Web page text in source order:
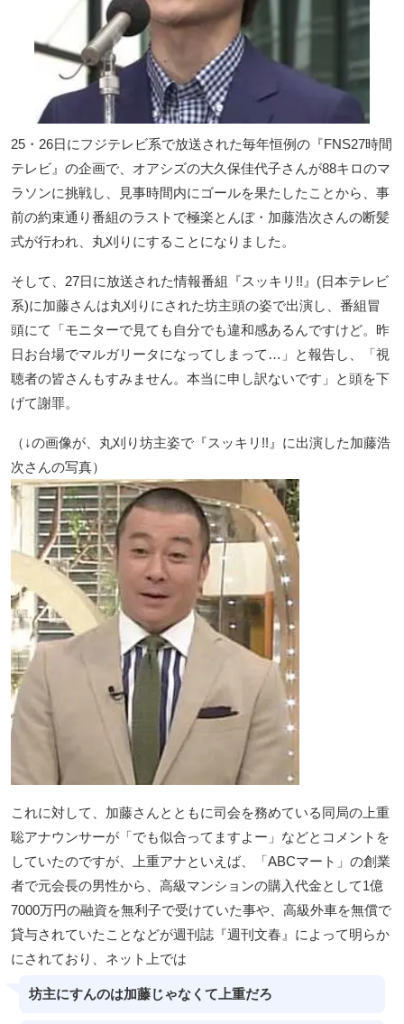
25・26日にフジテレビ系で放送された毎年恒例の『FNS27時間
テレビ』の企画で、オアシズの大久保佳代子さんが88キロのマ
ラソンに挑戦し、見事時間内にゴールを果たしたことから、事
前の約束通り番組のラストで極楽とんぼ・加藤浩次さんの断髪
式が行われ、丸刈りにすることになりました。
そして、27日に放送された情報番組『スッキリ!!』(日本テレビ
系)に加藤さんは丸刈りにされた坊主頭の姿で出演し、番組冒
頭にて「モニターで見ても自分でも違和感あるんですけど。昨
日お台場でマルガリータになってしまって…」と報告し、「視
聴者の皆さんもすみません。本当に申し訳ないです」と頭を下
げて謝罪。
（↓の画像が、丸刈り坊主姿で『スッキリ!!』に出演した加藤浩
次さんの写真）
これに対して、加藤さんとともに司会を務めている同局の上重
聡アナウンサーが「でも似合ってますよー」などとコメントを
していたのですが、上重アナといえば、「ABCマート」の創業
者で元会長の男性から、高級マンションの購入代金として1億
7000万円の融資を無利子で受けていた事や、高級外車を無償で
貸与されていたことなどが週刊誌『週刊文春』によって明らか
にされており、ネット上では
坊主にすんのは加藤じゃなくて上重だろ